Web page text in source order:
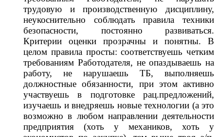
трудовую и производственную дисциплину,
неукоснительно соблюдать правила техники
безопасности, постоянно развиваться.
Критерии оценки прозрачны и понятны. В
целом правила просты: соответствуешь четким
требованиям Работодателя, не опаздываешь на
работу, не нарушаешь ТБ, выполняешь
должностные обязанности, при этом активно
участвуешь в подготовке рац.предложений,
изучаешь и внедряешь новые технологии (а это
возможно в любом направлении деятельности
предприятия (хоть у механиков, хоть у